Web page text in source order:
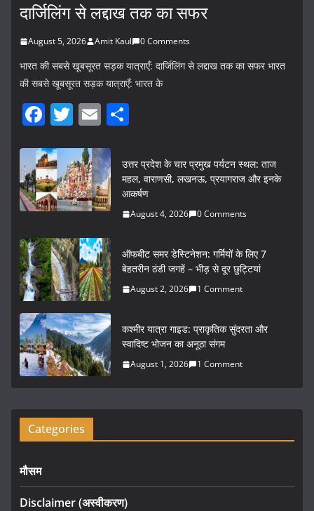
दार्जिलिंग से लद्दाख तक का सफर
August 5, 2026 Amit Kaul 0 Comments
भारत की सबसे खूबसूरत सड़क यात्राएँ: दार्जिलिंग से लद्दाख तक का सफर भारत
की सबसे खूबसूरत सड़क यात्राएँ: भारत के
F
c
e
b
o
k
T
itt
er
E
ai
l
ar
e
उत्तर प्रदेश के चार प्रमुख पर्यटन स्थल: ताज
महल, वाराणसी, लखनऊ, प्रयागराज और इनके
आकर्षण
August 4, 2026 0 Comments
ऑफबीट समर डेस्टिनेशन: गर्मियों के लिए 7
बेहतरीन ठंडी जगहें – भीड़ से दूर छुट्टियां
August 2, 2026 1 Comment
कश्मीर यात्रा गाइड: प्राकृतिक सुंदरता और
स्वादिष्ट भोजन का अनूठा संगम
August 1, 2026 1 Comment
Categories
मौसम
Disclaimer (अस्वीकरण)